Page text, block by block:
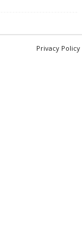
Privacy Policy